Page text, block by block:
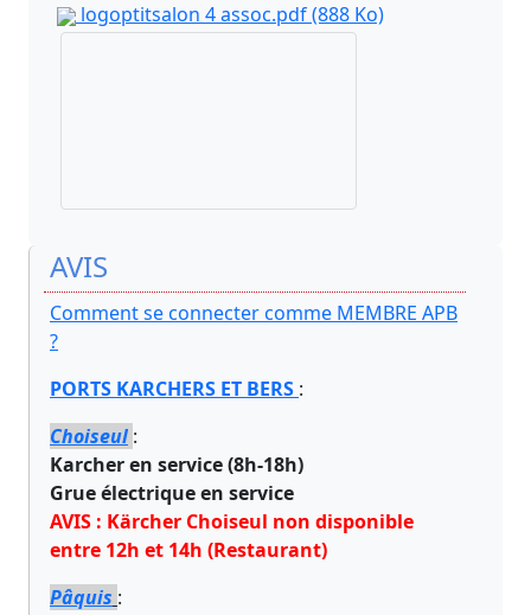
logoptitsalon 4 assoc.pdf(888 Ko)
AVIS
Comment se connecter comme MEMBRE APB
?
PORTS KARCHERS ET BERS :
Choiseul :
Karcher en service (8h-18h)
Grue électrique en service
AVIS : Kärcher Choiseul non disponible
entre 12h et 14h (Restaurant)
Pâquis :